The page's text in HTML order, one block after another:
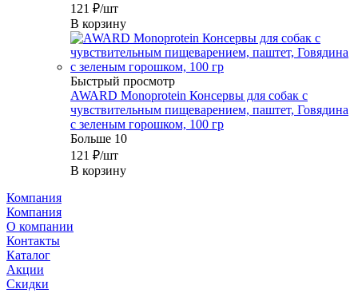
121 ₽/шт
В корзину
Быстрый просмотр
AWARD Monoprotein Консервы для собак с
чувствительным пищеварением, паштет, Говядина
с зеленым горошком, 100 гр
Больше 10
121 ₽/шт
В корзину
Компания
Компания
О компании
Контакты
Каталог
Акции
Скидки